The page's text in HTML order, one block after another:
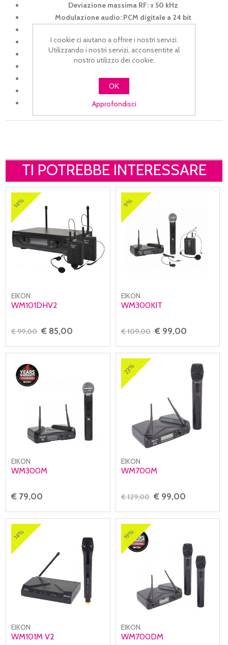
Deviazione massima RF: ± 50 kHz
Modulazione audio: PCM digitale a 24 bit
Risposta in frequenza: 50Hz - 15kHz
Capsula microfonica: Dinamica
Requisiti di alimentazione: 2x1,5 V tipo AA
Durata della batteria: Fino a 8 ore
Dimensioni: 260 x Ø45mm
TI POTREBBE INTERESSARE
14%
EIKON
WM101DHV2
€ 99,00 € 85,00
9%
EIKON
WM300KIT
€ 109,00 € 99,00
EIKON
WM300M
€ 79,00
23%
EIKON
WM700M
€ 129,00 € 99,00
14%
EIKON
WM101M V2
19%
EIKON
WM700DM
I cookie ci aiutano a offrire i nostri servizi.
Utilizzando i nostri servizi, acconsentite al
nostro utilizzo dei cookie.
OK
Approfondisci